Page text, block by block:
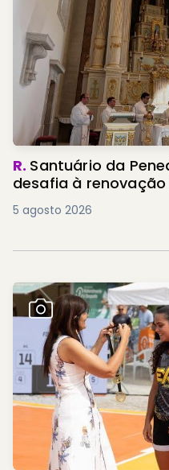
R. Santuário da
desafia à
5 agosto 2026